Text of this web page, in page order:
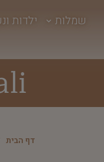
שמלות ילדות
דף הבית